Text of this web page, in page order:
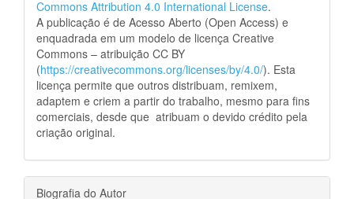
Commons Attribution 4.0 International License.
A publicação é de Acesso Aberto (Open Access) e
enquadrada em um modelo de licença Creative
Commons – atribuição CC BY
(https://creativecommons.org/licenses/by/4.0/). Esta
licença permite que outros distribuam, remixem,
adaptem e criem a partir do trabalho, mesmo para fins
comerciais, desde que atribuam o devido crédito pela
criação original.
Biografia do Autor